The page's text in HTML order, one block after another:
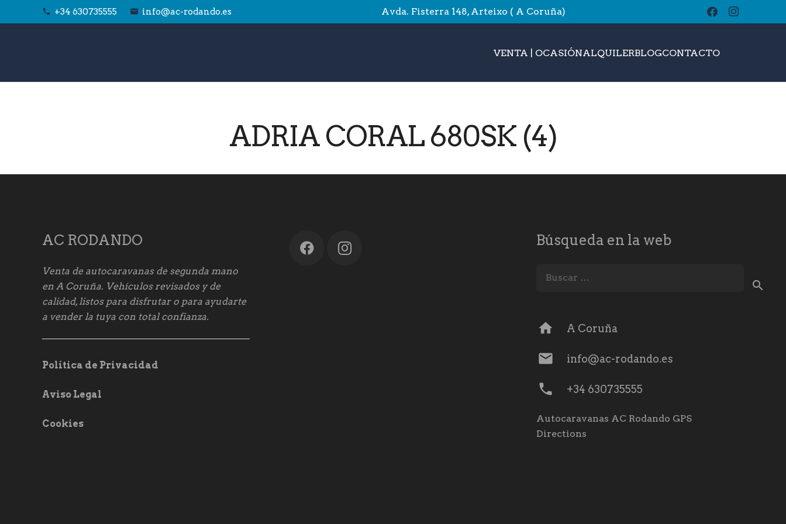
phone +34 630735555 email info@ac-rodando.es Avda. Fisterra 148, Arteixo ( A Coruña)
VENTA | OCASIÓNALQUILERBLOGCONTACTObuscar
ADRIA CORAL 680SK (4)
AC RODANDO
Venta de autocaravanas de segunda mano
en A Coruña. Vehículos revisados y de
calidad, listos para disfrutar o para ayudarte
a vender la tuya con total confianza.
Política de Privacidad
Aviso Legal
Cookies
Búsqueda en la web
home A Coruña
mail info@ac-rodando.es
phone +34 630735555
Autocaravanas AC Rodando GPS
Directions